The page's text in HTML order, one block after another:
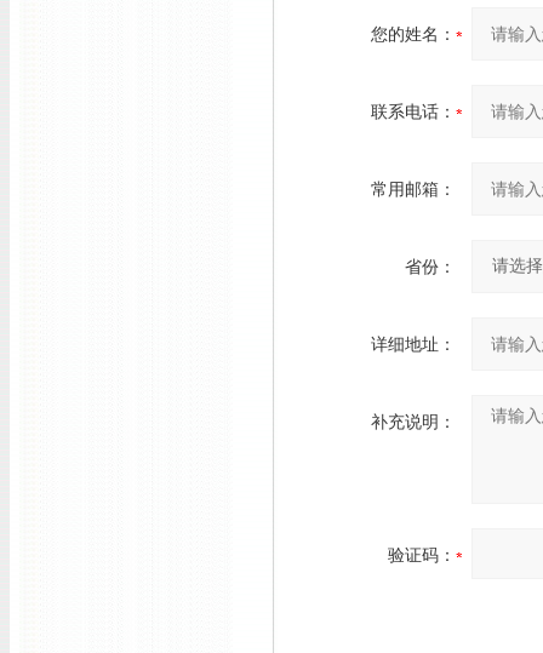
您的姓名：
联系电话：
常用邮箱：
省份：
详细地址：
补充说明：
验证码：